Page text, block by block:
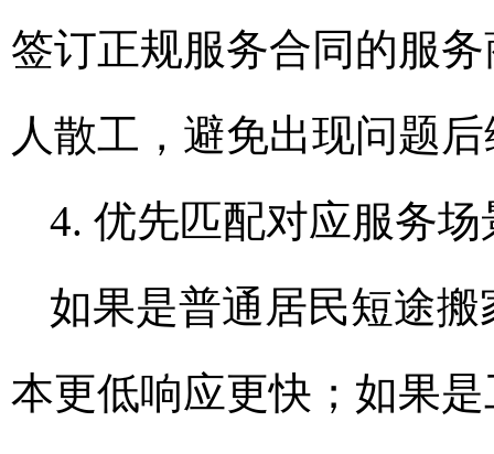
签订正规服务合同的服
人散工，避免出现问题
4. 优先匹配对应服务
如果是普通居民短途
本更低响应更快；如果